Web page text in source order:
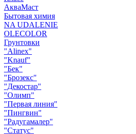
АкваМаст
Бытовая химия
NA UDALENIE
OLECOLOR
Грунтовки
"Alinex"
"Knauf"
"Бек"
"Брозекс"
"Декостар"
"Олимп"
"Первая линия"
"Пингвин"
"Радугамалер"
"Статус"